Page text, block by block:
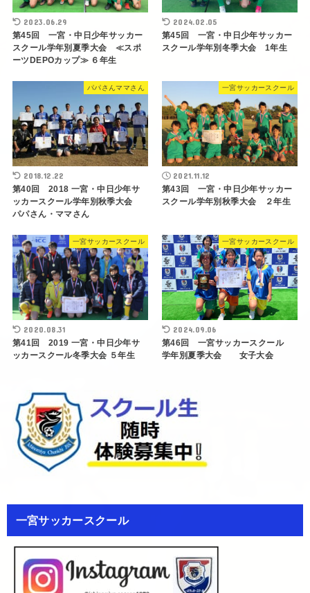
2023.06.29
第45回 一宮・中日少年サッカー
スクール学年別夏季大会 ≪スポ
ーツDEPOカップ≫ ６年生
2024.02.05
第45回 一宮・中日少年サッカー
スクール学年別冬季大会 1年生
パパさんママさん
2018.12.22
第40回 2018 一宮・中日少年サ
ッカースクール学年別秋季大会
パパさん・ママさん
一宮サッカースクール
2021.11.12
第43回 一宮・中日少年サッカー
スクール学年別秋季大会 ２年生
一宮サッカースクール
2020.08.31
第41回 2019 一宮・中日少年サ
ッカースクール冬季大会 ５年生
一宮サッカースクール
2024.09.06
第46回 一宮サッカースクール
学年別夏季大会 女子大会
一宮サッカースクール